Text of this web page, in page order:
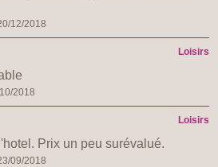
12/2018
Loisirs
2018
Loisirs
Prix un peu surévalué.
09/2018